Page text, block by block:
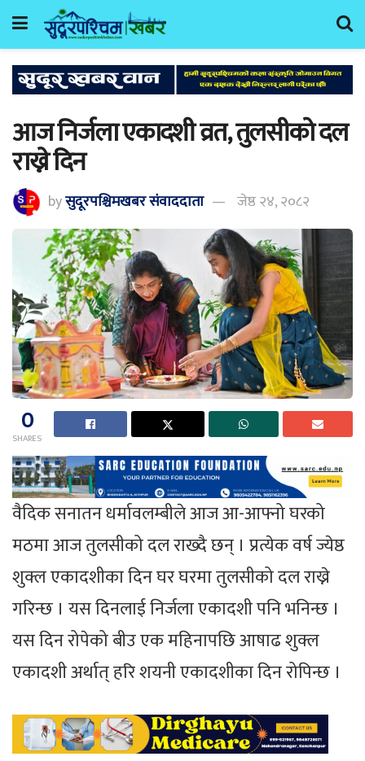
आज निर्जला एकादशी व्रत, तुलसीको दल
राख्ने दिन
byसुदूरपश्चिमखबर संंवाददाता जेष्ठ २४, २०८२
0
SHARES
वैदिक सनातन धर्मावलम्बीले आज आ-आफ्नो घरको
मठमा आज तुलसीको दल राख्दै छन् । प्रत्येक वर्ष ज्येष्ठ
शुक्ल एकादशीका दिन घर घरमा तुलसीको दल राख्ने
गरिन्छ । यस दिनलाई निर्जला एकादशी पनि भनिन्छ ।
यस दिन रोपेको बीउ एक महिनापछि आषाढ शुक्ल
एकादशी अर्थात् हरि शयनी एकादशीका दिन रोपिन्छ ।